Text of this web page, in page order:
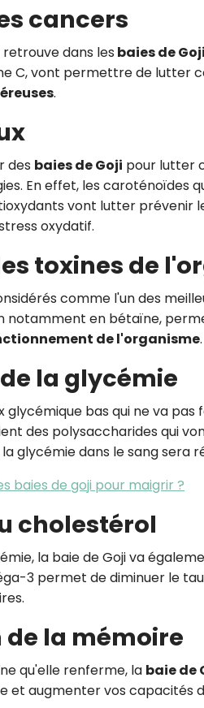
cancers
dans les baies de Goji
C, vont permettre de lutter
.
des baies de Goji pour lutter
En effet, les caroténoïdes
vont lutter prévenir
oxydatif.
toxines de
comme l'un des
notamment en bétaïne,
de l'organisme.
la glycémie
glycémique bas qui ne va
des polysaccharides qui
glycémie dans le sang sera
baies de goji pour maigrir ?
cholestérol
la baie de Goji va
3 permet de diminuer le
la mémoire
qu'elle renferme, la baie de
et augmenter vos capacités